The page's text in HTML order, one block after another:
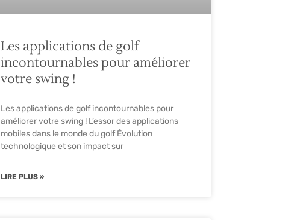
Les applications de golf
incontournables pour améliorer
votre swing !
Les applications de golf incontournables pour
améliorer votre swing ! L’essor des applications
mobiles dans le monde du golf Évolution
technologique et son impact sur
LIRE PLUS »